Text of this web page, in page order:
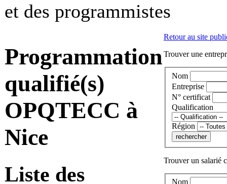
et des programmistes
Programmation
qualifié(s)
OPQTECC à
Nice
Liste des
Retour au site
Trouver une
Nom
Entreprise
N° certificat
Qualification
Région
Trouver un salarié
Nom